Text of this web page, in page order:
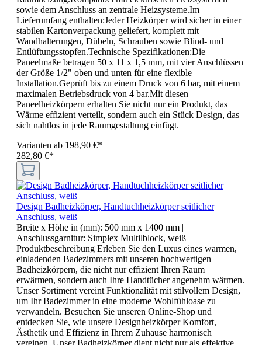
sowie dem Anschluss an zentrale Heizsysteme.Im
Lieferumfang enthalten:Jeder Heizkörper wird sicher in einer
stabilen Kartonverpackung geliefert, komplett mit
Wandhalterungen, Dübeln, Schrauben sowie Blind- und
Entlüftungsstopfen.Technische Spezifikationen:Die
Paneelmaße betragen 50 x 11 x 1,5 mm, mit vier Anschlüssen
der Größe 1/2" oben und unten für eine flexible
Installation.Geprüft bis zu einem Druck von 6 bar, mit einem
maximalen Betriebsdruck von 4 bar.Mit diesen
Paneelheizkörpern erhalten Sie nicht nur ein Produkt, das
Wärme effizient verteilt, sondern auch ein Stück Design, das
sich nahtlos in jede Raumgestaltung einfügt.
Varianten ab 198,90 €*
282,80 €*
Design Badheizkörper, Handtuchheizkörper seitlicher
Anschluss, weiß
Breite x Höhe in (mm): 500 mm x 1400 mm |
Anschlussgarnitur: Simplex Multilblock, weiß
Produktbeschreibung Erleben Sie den Luxus eines warmen,
einladenden Badezimmers mit unseren hochwertigen
Badheizkörpern, die nicht nur effizient Ihren Raum
erwärmen, sondern auch Ihre Handtücher angenehm wärmen.
Unser Sortiment vereint Funktionalität mit stilvollem Design,
um Ihr Badezimmer in eine moderne Wohlfühloase zu
verwandeln. Besuchen Sie unseren Online-Shop und
entdecken Sie, wie unsere Designheizkörper Komfort,
Ästhetik und Effizienz in Ihrem Zuhause harmonisch
vereinen. Unser Badheizkörper dient nicht nur als effektive